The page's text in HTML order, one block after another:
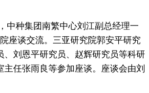
中种集团南繁中心刘江副总经理一
座谈交流。三亚研究院郭安平研究
、刘恩平研究员、赵辉研究员等科研
主任张雨良等参加座谈。座谈会由刘